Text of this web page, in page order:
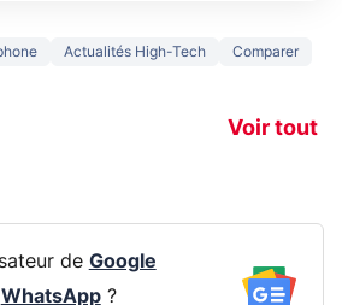
Actualités High-Tech Comparer
Voir tout
de
!
Ce que vous
navigation
de Google
WhatsApp?